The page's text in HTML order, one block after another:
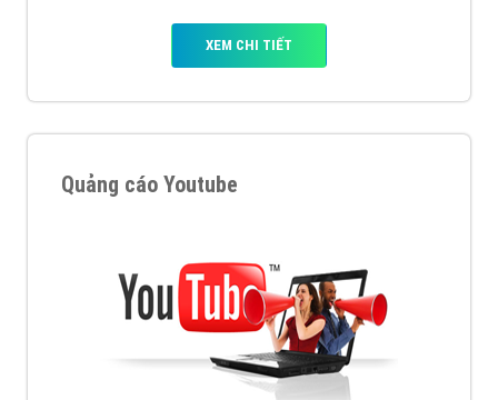
XEM CHI TIẾT
Quảng cáo Youtube